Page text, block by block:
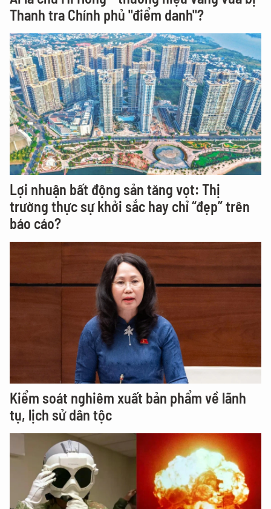
Thanh tra Chính phủ "điểm danh"?
Lợi nhuận bất động sản tăng vọt: Thị
trường thực sự khởi sắc hay chỉ “đẹp” trên
báo cáo?
Kiểm soát nghiêm xuất bản phẩm về lãnh
tụ, lịch sử dân tộc